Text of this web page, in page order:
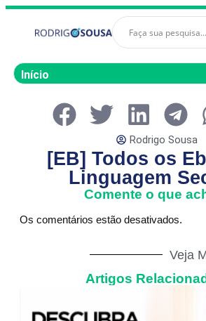
Início
Rodrigo Sousa
[EB] Todos os
Linguagem
Comente o que
Os comentários estão desativados.
Veja
Artigos